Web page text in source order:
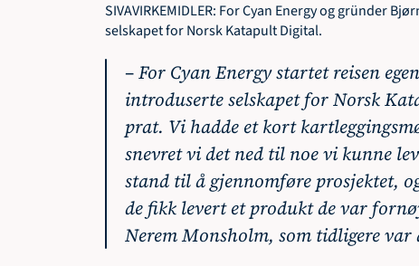
SIVAVIRKEMIDLER: For Cyan Energy og gründer
selskapet for Norsk Katapult Digital.
– For Cyan Energy startet reisen
introduserte selskapet for Norsk
prat. Vi hadde et kort
snevret vi det ned til noe vi kunne
stand til å gjennomføre prosjektet,
de fikk levert et produkt de var
Nerem Monsholm, som tidligere